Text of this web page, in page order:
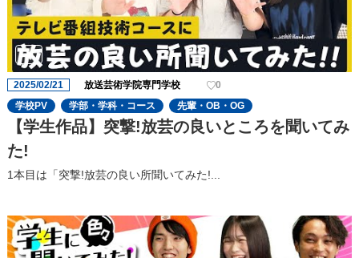
2025/02/21 放送芸術学院専門学校
0
学校PV
学部・学科・コース 先輩・OB・OG
【学生作品】突撃!放芸の良いところを聞いてみ
た!
1本目は「突撃!放芸の良い所聞いてみた!...